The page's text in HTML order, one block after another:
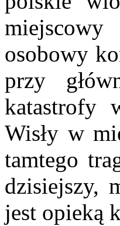
osobowy
przy
katastrofy
Wisły w
tamtego
dzisiejszy,
jest opieką